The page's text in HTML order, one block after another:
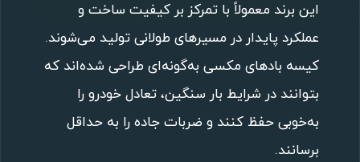
این برند معمولاً با تمرکز بر کیفیت ساخت و
عملکرد پایدار در مسیرهای طولانی تولید می‌شوند.
کیسه بادهای مکسی به‌گونه‌ای طراحی شده‌اند که
بتوانند در شرایط بار سنگین، تعادل خودرو را
به‌خوبی حفظ کنند و ضربات جاده را به حداقل
برسانند.